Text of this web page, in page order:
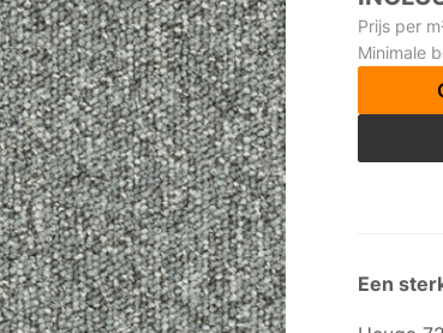
Prijs per m
Minimale
Een